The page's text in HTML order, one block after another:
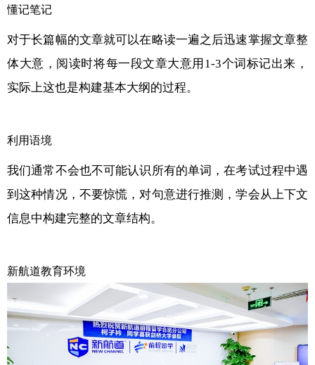
懂记笔记
对于长篇幅的文章就可以在略读一遍之后迅速掌握文章整
体大意，阅读时将每一段文章大意用1-3个词标记出来，
实际上这也是构建基本大纲的过程。
利用语境
我们通常不会也不可能认识所有的单词，在考试过程中遇
到这种情况，不要惊慌，对句意进行推测，学会从上下文
信息中构建完整的文章结构。
新航道教育环境